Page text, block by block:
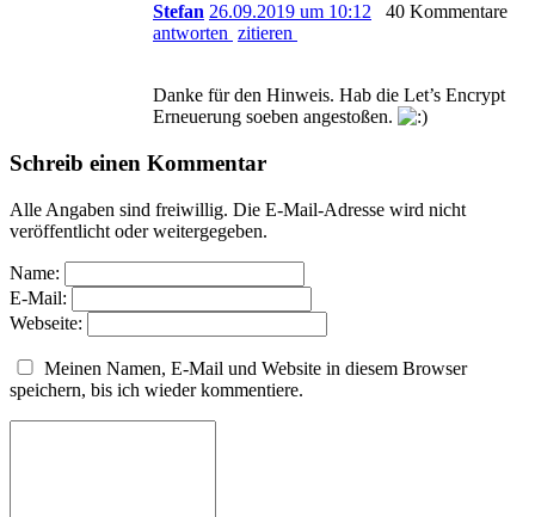
Stefan 26.09.2019 um 10:12
40 Kommentare
antworten zitieren
Danke für den Hinweis. Hab die Let’s Encrypt
Erneuerung soeben angestoßen.
Schreib einen Kommentar
Alle Angaben sind freiwillig. Die E-Mail-Adresse wird nicht
veröffentlicht oder weitergegeben.
Name:
E-Mail:
Webseite:
Meinen Namen, E-Mail und Website in diesem Browser
speichern, bis ich wieder kommentiere.